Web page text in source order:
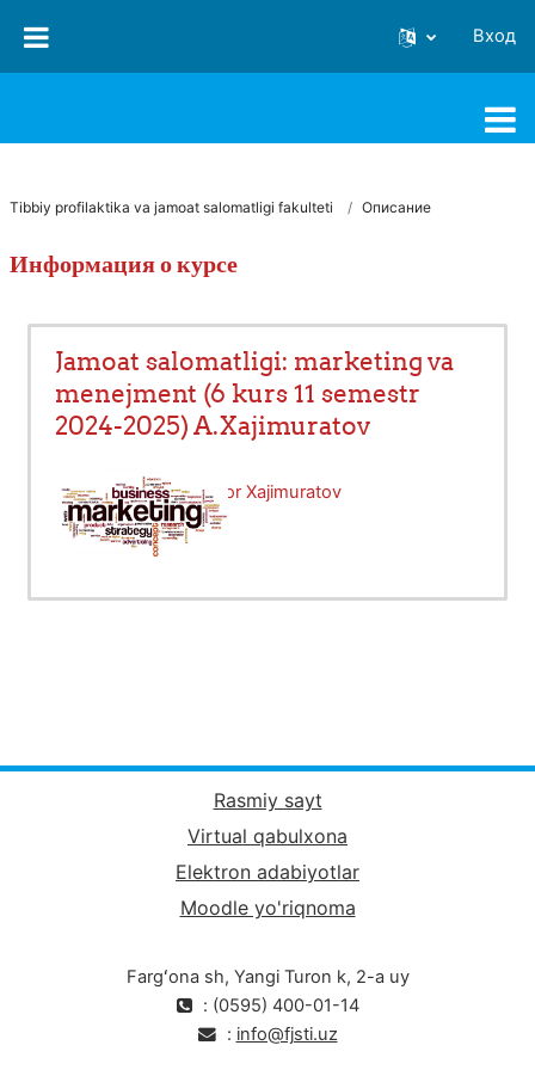
Вход
Tibbiy profilaktika va jamoat salomatligi fakulteti Описание
Информация о курсе
Jamoat salomatligi: marketing va
menejment (6 kurs 11 semestr
2024-2025) A.Xajimuratov
Учитель:Abdukaxxor Xajimuratov
Rasmiy sayt
Virtual qabulxona
Elektron adabiyotlar
Moodle yo'riqnoma
Fargʻona sh, Yangi Turon k, 2-a uy
: (0595) 400-01-14
: info@fjsti.uz